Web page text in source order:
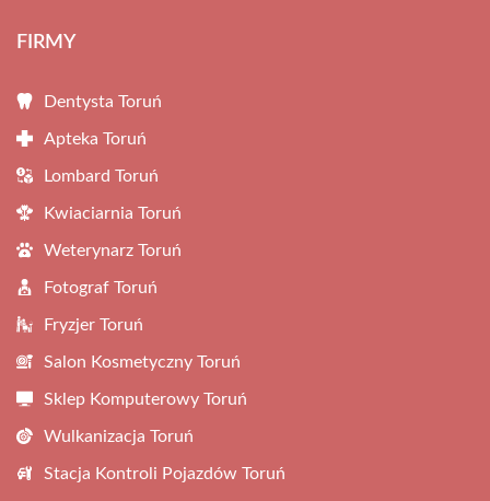
FIRMY
Dentysta Toruń
Apteka Toruń
Lombard Toruń
Kwiaciarnia Toruń
Weterynarz Toruń
Fotograf Toruń
Fryzjer Toruń
Salon Kosmetyczny Toruń
Sklep Komputerowy Toruń
Wulkanizacja Toruń
Stacja Kontroli Pojazdów Toruń